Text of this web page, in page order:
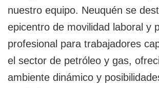
nuestro equipo. Neuquén se
epicentro de movilidad laboral y
profesional para trabajadores
el sector de petróleo y gas,
ambiente dinámico y